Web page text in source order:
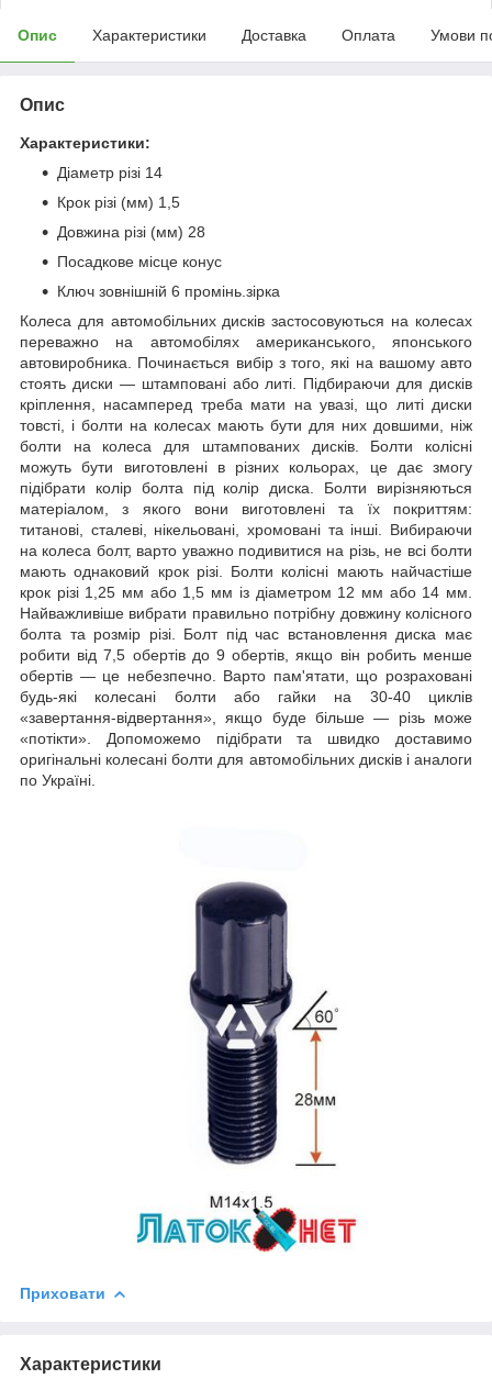
Опис Характеристики Доставка Оплата Умови
Опис
Характеристики:
Діаметр різі 14
Крок різі (мм) 1,5
Довжина різі (мм) 28
Посадкове місце конус
Ключ зовнішній 6 промінь.зірка
Колеса для автомобільних дисків застосовуються на колесах
переважно на автомобілях американського, японського
автовиробника. Починається вибір з того, які на вашому авто
стоять диски — штамповані або литі. Підбираючи для дисків
кріплення, насамперед треба мати на увазі, що литі диски
товсті, і болти на колесах мають бути для них довшими, ніж
болти на колеса для штампованих дисків. Болти колісні
можуть бути виготовлені в різних кольорах, це дає змогу
підібрати колір болта під колір диска. Болти вирізняються
матеріалом, з якого вони виготовлені та їх покриттям:
титанові, сталеві, нікельовані, хромовані та інші. Вибираючи
на колеса болт, варто уважно подивитися на різь, не всі болти
мають однаковий крок різі. Болти колісні мають найчастіше
крок різі 1,25 мм або 1,5 мм із діаметром 12 мм або 14 мм.
Найважливіше вибрати правильно потрібну довжину колісного
болта та розмір різі. Болт під час встановлення диска має
робити від 7,5 обертів до 9 обертів, якщо він робить менше
обертів — це небезпечно. Варто пам'ятати, що розраховані
будь-які колесані болти або гайки на 30-40 циклів
«завертання-відвертання», якщо буде більше — різь може
«потікти». Допоможемо підібрати та швидко доставимо
оригінальні колесані болти для автомобільних дисків і аналоги
по Україні.
Приховати
Характеристики